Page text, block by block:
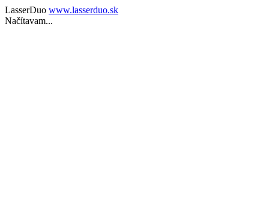
LasserDuo www.lasserduo.sk
Načítavam...